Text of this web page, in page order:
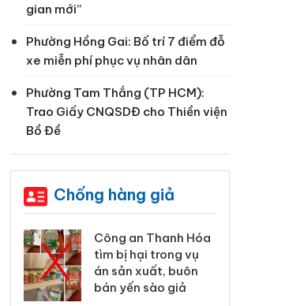
gian mới”
Phường Hồng Gai: Bố trí 7 điểm đỗ
xe miễn phí phục vụ nhân dân
Phường Tam Thắng (TP HCM):
Trao Giấy CNQSDĐ cho Thiền viện
Bồ Đề
Chống hàng giả
Lào Cai xử lý 83 vụ vi
phạm thương mại
trong tháng 7